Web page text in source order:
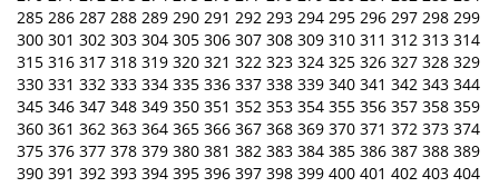
285 286 287 288 289 290 291 292 293 294 295 296 297 298 299
300 301 302 303 304 305 306 307 308 309 310 311 312 313 314
315 316 317 318 319 320 321 322 323 324 325 326 327 328 329
330 331 332 333 334 335 336 337 338 339 340 341 342 343 344
345 346 347 348 349 350 351 352 353 354 355 356 357 358 359
360 361 362 363 364 365 366 367 368 369 370 371 372 373 374
375 376 377 378 379 380 381 382 383 384 385 386 387 388 389
390 391 392 393 394 395 396 397 398 399 400 401 402 403 404